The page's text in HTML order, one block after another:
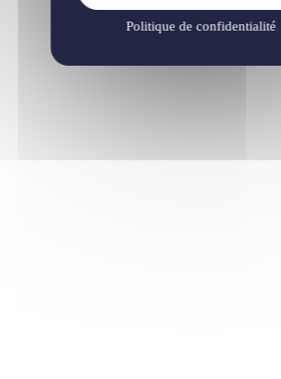
Politique de confidentialité